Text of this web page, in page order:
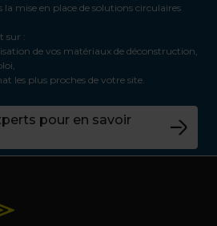
la mise en place de solutions circulaires
sur :
de vos matériaux de déconstruction,
les plus proches de votre site.
pour en savoir